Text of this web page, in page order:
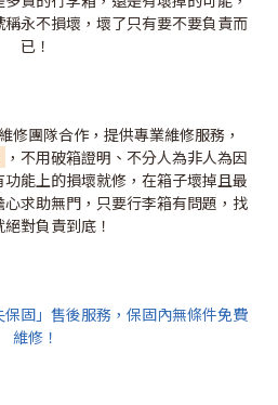
永不損壞，壞了只有要不要負責而
已！
修團隊合作，提供專業維修服務，
，不用破箱證明、不分人為非人為因
能上的損壞就修，在箱子壞掉且最
求助無門，只要行李箱有問題，找
對負責到底！
固」售後服務，保固內無條件免費
維修！